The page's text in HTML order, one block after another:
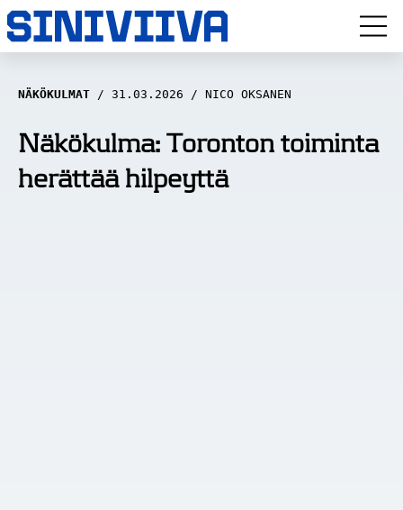
LUUVITONEN
HAASTATTELUT
NÄKÖKULMAT
NÄKÖKULMAT 31.03.2026 NICO OKSANEN
Näkökulma: Toronton toiminta
herättää hilpeyttä